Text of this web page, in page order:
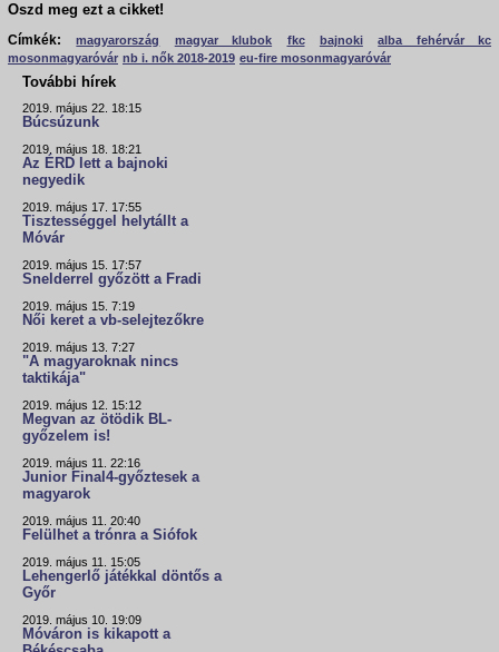
Oszd meg ezt a cikket!
Címkék:
magyarország magyar klubok fkc bajnoki
alba fehérvár kc
mosonmagyaróvár nb i. nők 2018-2019 eu-fire mosonmagyaróvár
További hírek
2019. május 22. 18:15
Búcsúzunk
2019. május 18. 18:21
Az ÉRD lett a bajnoki
negyedik
2019. május 17. 17:55
Tisztességgel helytállt a
Móvár
2019. május 15. 17:57
Snelderrel győzött a Fradi
2019. május 15. 7:19
Női keret a vb-selejtezőkre
2019. május 13. 7:27
"A magyaroknak nincs
taktikája"
2019. május 12. 15:12
Megvan az ötödik BL-
győzelem is!
2019. május 11. 22:16
Junior Final4-győztesek a
magyarok
2019. május 11. 20:40
Felülhet a trónra a Siófok
2019. május 11. 15:05
Lehengerlő játékkal döntős a
Győr
2019. május 10. 19:09
Móváron is kikapott a